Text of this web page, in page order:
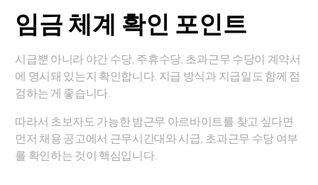
임금 체계 확인 포인트
시급뿐 아니라 야간 수당, 주휴수당, 초과근무 수당이 계약서
에 명시돼 있는지 확인합니다. 지급 방식과 지급일도 함께 점
검하는 게 좋습니다.
따라서 초보자도 가능한 밤근무 아르바이트를 찾고 싶다면
먼저 채용 공고에서 근무시간대와 시급, 초과근무 수당 여부
를 확인하는 것이 핵심입니다.